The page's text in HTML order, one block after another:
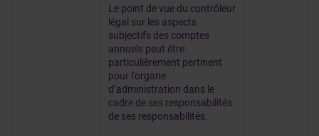
Le point de vue du contrôleur
légal sur les aspects
subjectifs des comptes
annuels peut être
particulièrement pertinent
pour l'organe
d’administration dans le
cadre de ses responsabilités
de ses responsabilités.